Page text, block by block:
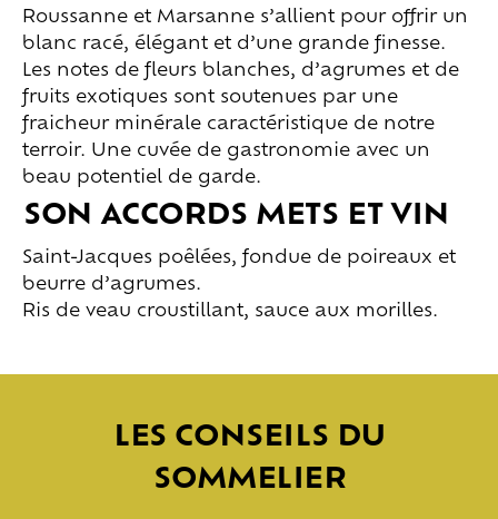
Roussanne et Marsanne s’allient pour offrir un
blanc racé, élégant et d’une grande finesse.
Les notes de fleurs blanches, d’agrumes et de
fruits exotiques sont soutenues par une
fraicheur minérale caractéristique de notre
terroir. Une cuvée de gastronomie avec un
beau potentiel de garde.
SON ACCORDS METS ET VIN
Saint-Jacques poêlées, fondue de poireaux et
beurre d’agrumes.
Ris de veau croustillant, sauce aux morilles.
LES CONSEILS DU
SOMMELIER